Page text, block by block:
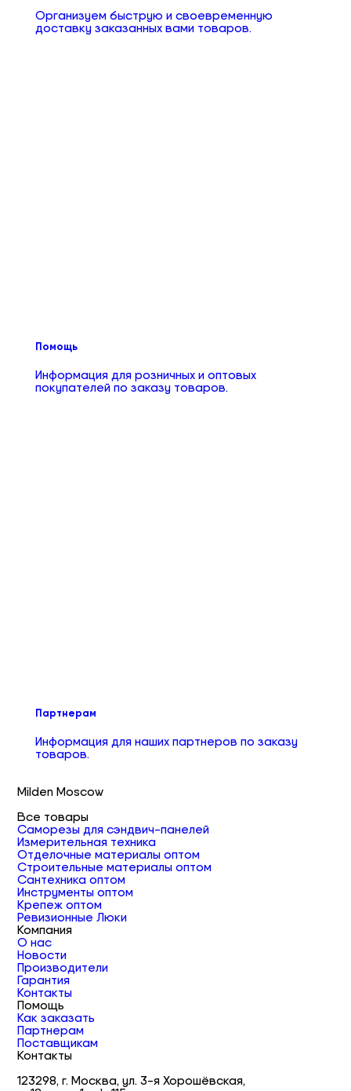
Организуем быструю и своевременную
доставку заказанных вами товаров.
Помощь
Информация для розничных и оптовых
покупателей по заказу товаров.
Партнерам
Информация для наших партнеров по заказу
товаров.
Milden Moscow
Все товары
Саморезы для сэндвич-панелей
Измерительная техника
Отделочные материалы оптом
Строительные материалы оптом
Сантехника оптом
Инструменты оптом
Крепеж оптом
Ревизионные Люки
Компания
О нас
Новости
Производители
Гарантия
Контакты
Помощь
Как заказать
Партнерам
Поставщикам
Контакты
123298, г. Москва, ул. 3-я Хорошёвская,